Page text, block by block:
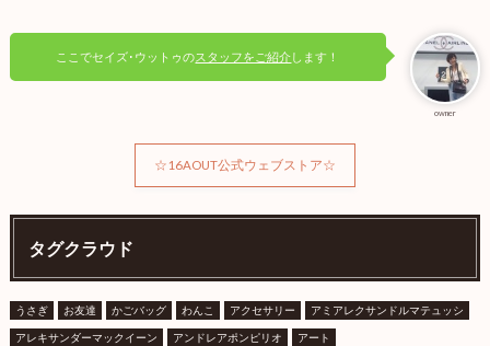
owner
ここでセイズ･ウットゥのスタッフをご紹介します！
☆16AOUT公式ウェブストア☆
タグクラウド
うさぎ お友達 かごバッグ わんこ アクセサリー アミアレクサンドルマテュッシ
アレキサンダーマックイーン アンドレアポンピリオ アート